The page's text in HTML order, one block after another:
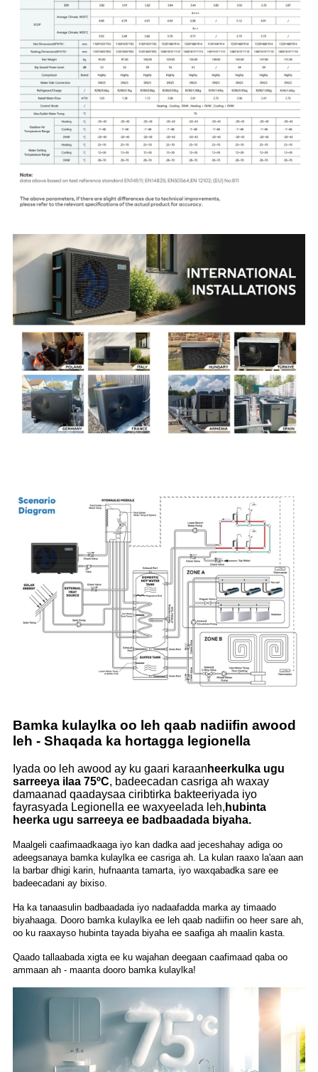
Bamka kulaylka oo leh qaab nadiifin awood
leh - Shaqada ka hortagga legionella
Iyada oo leh awood ay ku gaari karaan heerkulka ugu
sarreeya ilaa 75ºC, badeecadan casriga ah waxay
damaanad qaadaysaa ciribtirka bakteeriyada iyo
fayrasyada Legionella ee waxyeelada leh, hubinta
heerka ugu sarreeya ee badbaadada biyaha.
Maalgeli caafimaadkaaga iyo kan dadka aad jeceshahay adiga oo
adeegsanaya bamka kulaylka ee casriga ah. La kulan raaxo la'aan aan
la barbar dhigi karin, hufnaanta tamarta, iyo waxqabadka sare ee
badeecadani ay bixiso.
Ha ka tanaasulin badbaadada iyo nadaafadda marka ay timaado
biyahaaga. Dooro bamka kulaylka ee leh qaab nadiifin oo heer sare ah,
oo ku raaxayso hubinta tayada biyaha ee saafiga ah maalin kasta.
Qaado tallaabada xigta ee ku wajahan deegaan caafimaad qaba oo
ammaan ah - maanta dooro bamka kulaylka!